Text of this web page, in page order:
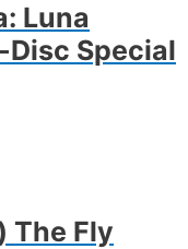
Luna
Disc Special
The Fly